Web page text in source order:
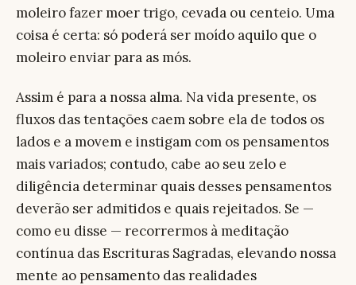
moleiro fazer moer trigo, cevada ou centeio. Uma
coisa é certa: só poderá ser moído aquilo que o
moleiro enviar para as mós.
Assim é para a nossa alma. Na vida presente, os
fluxos das tentações caem sobre ela de todos os
lados e a movem e instigam com os pensamentos
mais variados; contudo, cabe ao seu zelo e
diligência determinar quais desses pensamentos
deverão ser admitidos e quais rejeitados. Se —
como eu disse — recorrermos à meditação
contínua das Escrituras Sagradas, elevando nossa
mente ao pensamento das realidades